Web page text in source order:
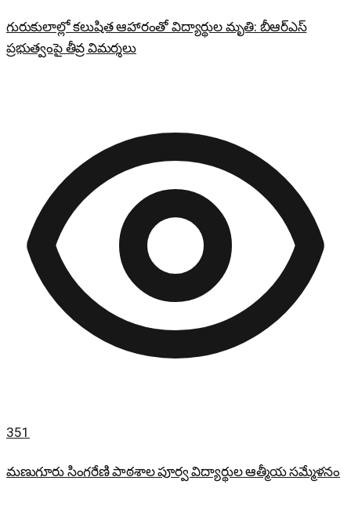
గురుకులాల్లో కలుషిత ఆహారంతో విద్యార్థుల మృతి: బీఆర్ఎస్
ప్రభుత్వంపై తీవ్ర విమర్శలు
351
మణుగూరు సింగరేణి పాఠశాల పూర్వ విద్యార్థుల ఆత్మీయ సమ్మేళనం